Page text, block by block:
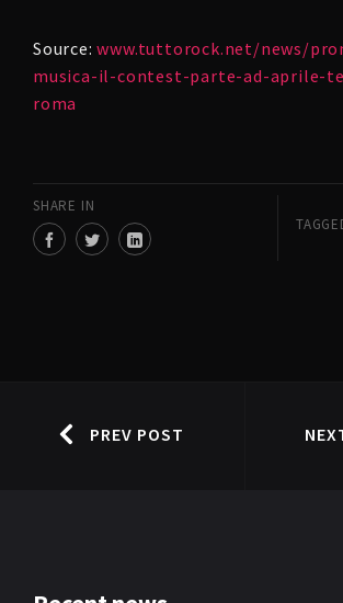
Source:www.tuttorock.net/news/
musica-il-contest-parte-ad-aprile-
roma
SHARE IN
PREV POST